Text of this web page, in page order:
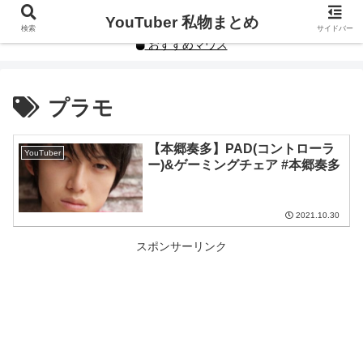
YouTuberや人気インフルエンサーの私物まとめです。
おすすめマウス
プラモ
YouTuber
【本郷奏多】PAD(コントローラ
ー)&ゲーミングチェア #本郷奏多
2021.10.30
スポンサーリンク
検索 YouTuber 私物まとめ サイドバー